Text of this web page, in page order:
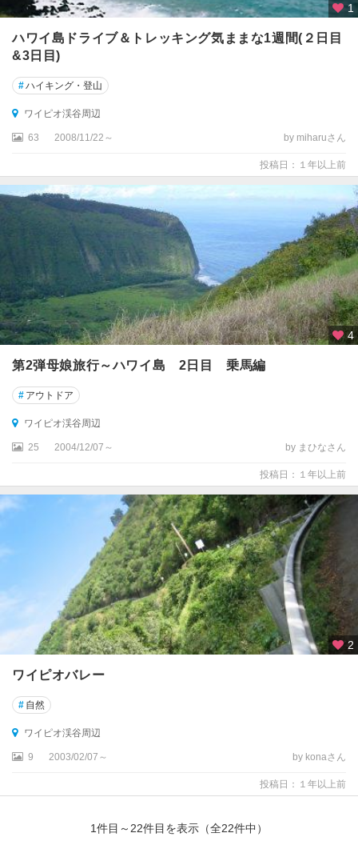
1
ハワイ島ドライブ＆トレッキング気ままな1週間(２日目
&3日目)
#ハイキング・登山
ワイピオ渓谷周辺
63 2008/11/22～ by miharuさん
投稿日：１年以上前
4
第2弾母娘旅行～ハワイ島 2日目 乗馬編
# アウトドア
ワイピオ渓谷周辺
25 2004/12/07～ by まひなさん
投稿日：１年以上前
2
ワイピオバレー
# 自然
ワイピオ渓谷周辺
9 2003/02/07～ by konaさん
投稿日：１年以上前
1件目～22件目を表示（全22件中）